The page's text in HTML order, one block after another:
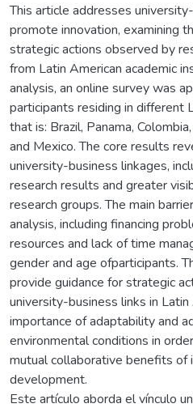
This article addresses
promote innovation, examining
strategic actions observed by
from Latin American academic
analysis, an online survey was
participants residing in different
that is: Brazil, Panama,
and Mexico. The core results
university-business linkages,
research results and greater
research groups. The main
analysis, including financing
resources and lack of time
gender and age ofparticipants.
provide guidance for strategic
university-business links in
importance of adaptability and
environmental conditions in
mutual collaborative benefits of
development.
Este artículo aborda el vínculo